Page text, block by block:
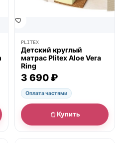
PLITEX
Детский круглый
матрас Plitex Aloe Vera
Ring
3 690 ₽
Оплата частями
Купить